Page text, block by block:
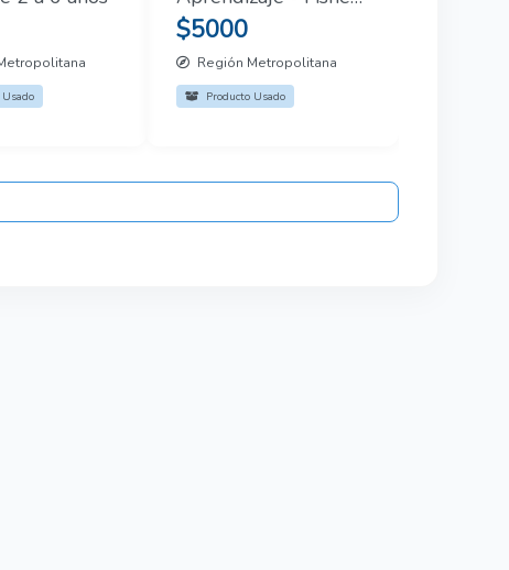
Price
$5000
Región Metropolitana
Producto Usado